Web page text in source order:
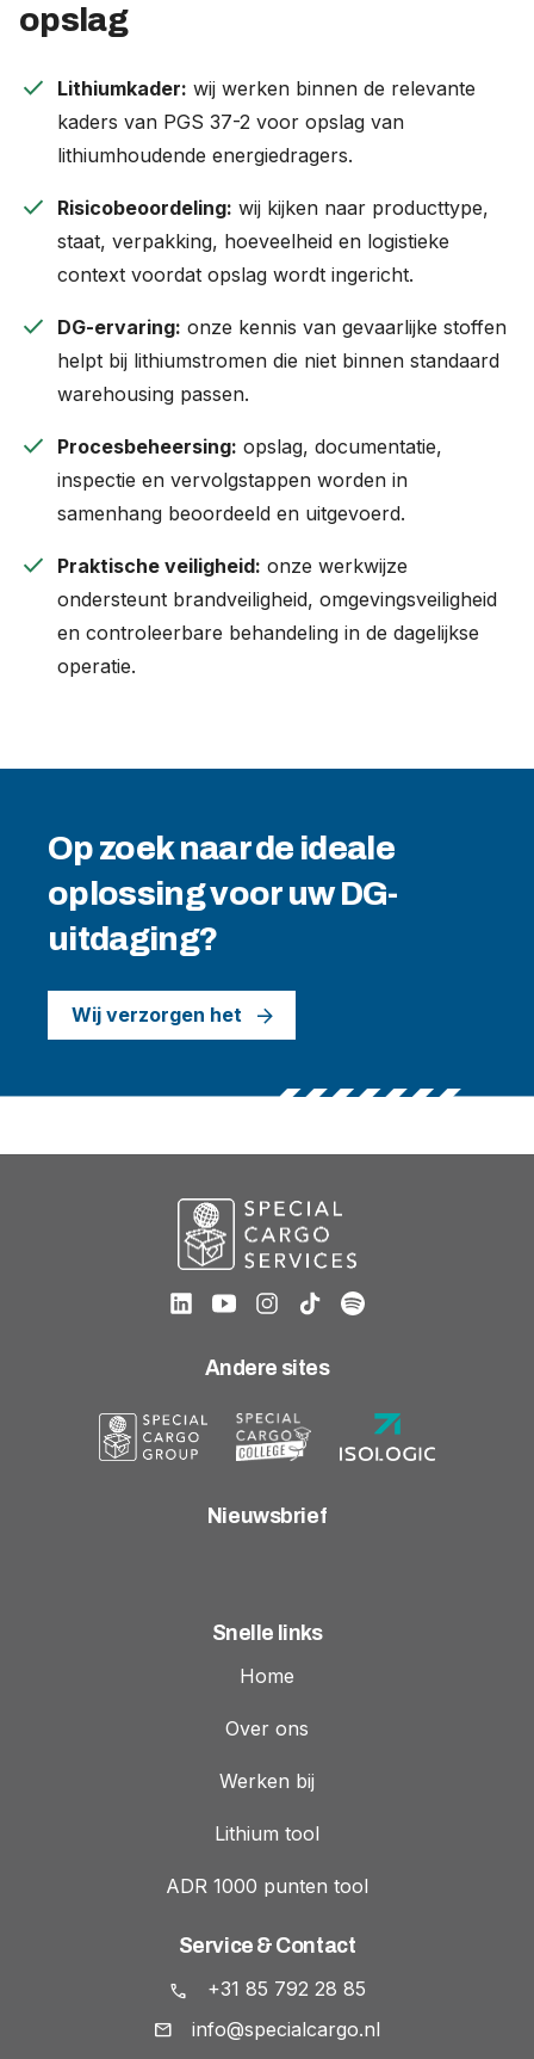
opslag
check Lithiumkader: wij werken binnen de relevante
kaders van PGS 37-2 voor opslag van
lithiumhoudende energiedragers.
check Risicobeoordeling: wij kijken naar producttype,
staat, verpakking, hoeveelheid en logistieke
context voordat opslag wordt ingericht.
check DG-ervaring: onze kennis van gevaarlijke stoffen
helpt bij lithiumstromen die niet binnen standaard
warehousing passen.
check Procesbeheersing: opslag, documentatie,
inspectie en vervolgstappen worden in
samenhang beoordeeld en uitgevoerd.
check Praktische veiligheid: onze werkwijze
ondersteunt brandveiligheid, omgevingsveiligheid
en controleerbare behandeling in de dagelijkse
operatie.
Op zoek naar de ideale
oplossing voor uw DG-
uitdaging?
Wij verzorgen het
Andere sites
Nieuwsbrief
Snelle links
Home
Over ons
Werken bij
Lithium tool
ADR 1000 punten tool
Service & Contact
+31 85 792 28 85
info@specialcargo.nl